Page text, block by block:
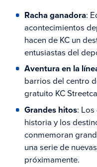
Racha ganadora:
acontecimientos
hacen de KC un
entusiastas del
Aventura en la
barrios del centro
gratuito KC
Grandes hitos:
historia y los
conmemoran
una serie de
próximamente.